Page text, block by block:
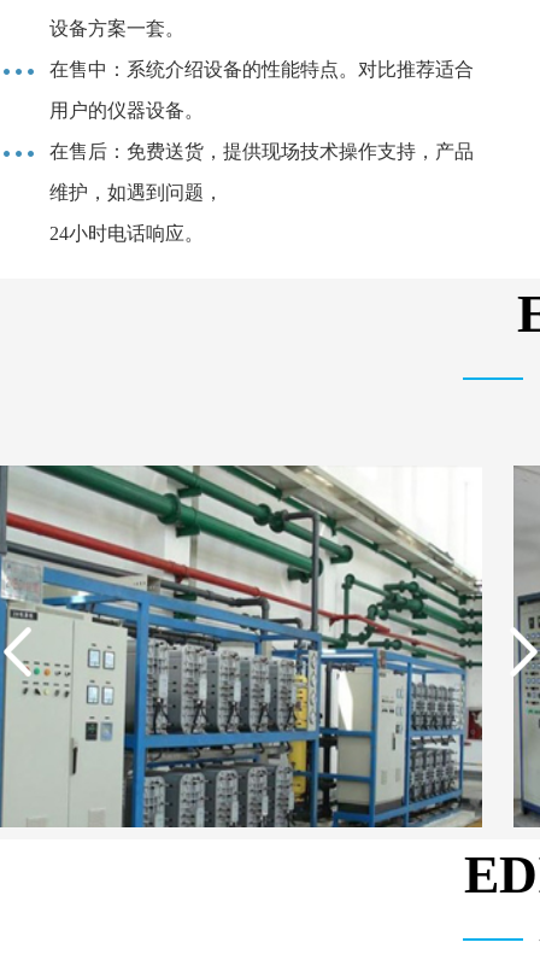
设备方案一套。
在售中：系统介绍设备的性能特点。对比推荐适合
用户的仪器设备。
在售后：免费送货，提供现场技术操作支持，产品
维护，如遇到问题，
24小时电话响应。